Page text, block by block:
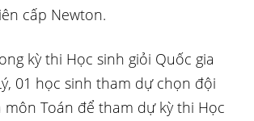
cấp Newton.
kỳ thi Học sinh giỏi Quốc gia
01 học sinh tham dự chọn đội
môn Toán để tham dự kỳ thi Học